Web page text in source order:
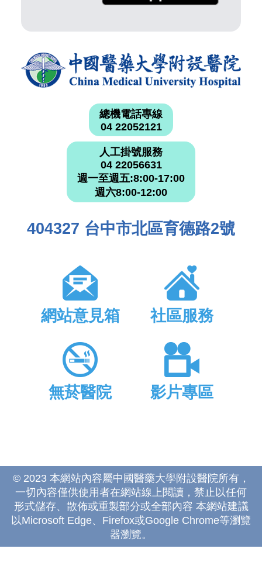
總機電話專線
04 22052121
人工掛號服務
04 22056631
週一至週五:8:00-17:00
週六8:00-12:00
404327 台中市北區育德路2號
網站意見箱 社區服務
無菸醫院 影片專區
© 2023 本網站內容屬中國醫藥大學附設醫院所有，
一切內容僅供使用者在網站線上閱讀，禁止以任何
形式儲存、散佈或重製部分或全部內容 本網站建議
以Microsoft Edge、Firefox或Google Chrome等瀏覽
器瀏覽。